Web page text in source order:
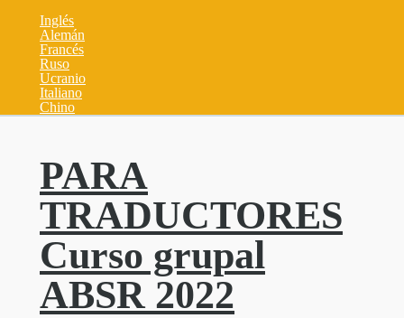
Inglés
Alemán
Francés
Ruso
Ucranio
Italiano
Chino
PARA
TRADUCTORES
Curso grupal
ABSR 2022